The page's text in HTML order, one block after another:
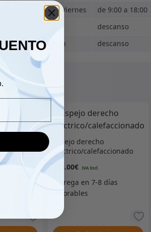
Lunes - Viernes
de 9:00 a 18:00
descanso
Domingo
descanso
4,5″
Espejo derecho
eléctrico/calefaccionado
178.00€